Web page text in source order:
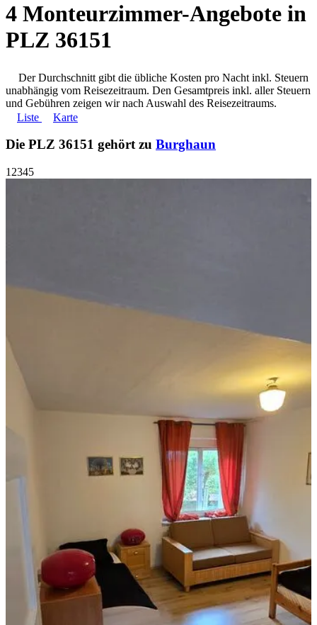
4 Monteurzimmer-Angebote in
PLZ 36151
Der Durchschnitt gibt die übliche Kosten pro Nacht inkl. Steuern
unabhängig vom Reisezeitraum. Den Gesamtpreis inkl. aller Steuern
und Gebühren zeigen wir nach Auswahl des Reisezeitraums.
Liste
Karte
Die PLZ 36151 gehört zu Burghaun
1 2345